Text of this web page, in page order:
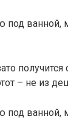
ванной,
– не из
ванной,